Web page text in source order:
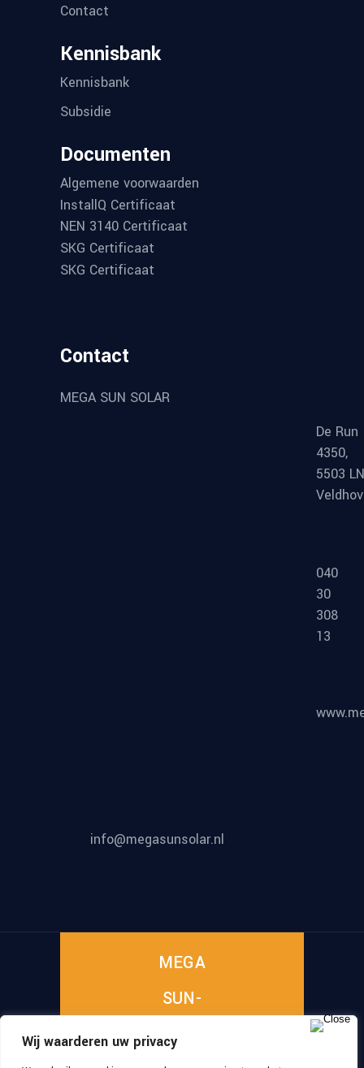
Wij waarderen uw privacy
Contact
Kennisbank
Kennisbank
Subsidie
Documenten
Algemene voorwaarden
InstallQ Certificaat
NEN 3140 Certificaat
SKG Certificaat
SKG Certificaat
Contact
MEGA SUN SOLAR
De Run
4350,
5503 LN
040
30
308
13
info@megasunsolar.nl
MEGA
SUN-
SOLAR